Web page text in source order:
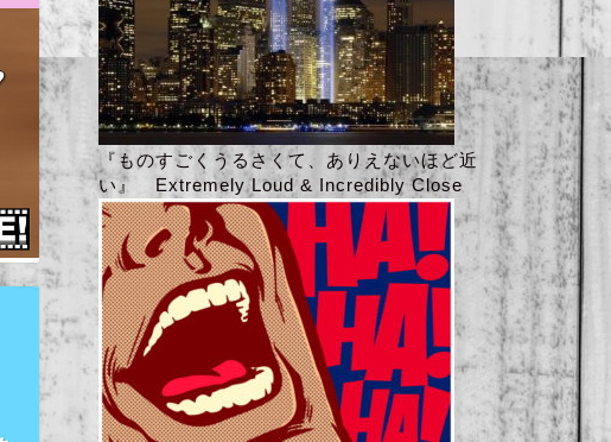
『ものすごくうるさくて、ありえないほど近
い』 Extremely Loud & Incredibly Close